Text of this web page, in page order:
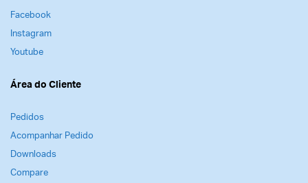
Facebook
Instagram
Youtube
Área do Cliente
Pedidos
Acompanhar Pedido
Downloads
Compare